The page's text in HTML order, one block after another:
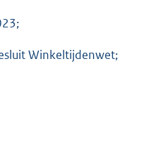
Winkeltijdenwet;